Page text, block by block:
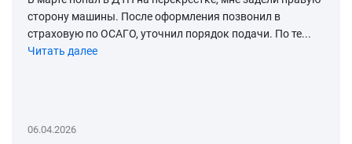
сторону машины. После оформления позвонил в
страховую по ОСАГО, уточнил порядок подачи. По те...
Читать далее
06.04.2026